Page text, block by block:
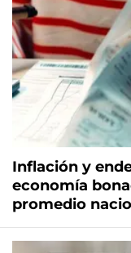
Inflación y
economía
promedio